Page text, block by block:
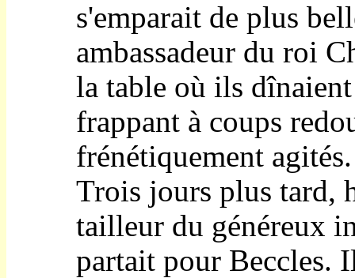
s'emparait de plus
ambassadeur du roi
la table où ils
frappant à coups
frénétiquement agités.
Trois jours plus tard,
tailleur du généreux
partait pour Beccles.